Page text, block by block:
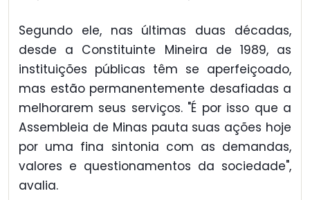
Segundo ele, nas últimas duas décadas,
desde a Constituinte Mineira de 1989, as
instituições públicas têm se aperfeiçoado,
mas estão permanentemente desafiadas a
melhorarem seus serviços. "É por isso que a
Assembleia de Minas pauta suas ações hoje
por uma fina sintonia com as demandas,
valores e questionamentos da sociedade",
avalia.